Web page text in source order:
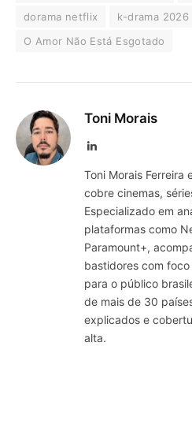
dorama netflix
k-drama 2026
O Amor Não Está Esgotado
Toni Morais
LinkedIn
Toni Morais Ferreira
cobre cinemas,
Especializado em
plataformas como
Paramount+,
bastidores com
para o público
de mais de 30
explicados e
alta.